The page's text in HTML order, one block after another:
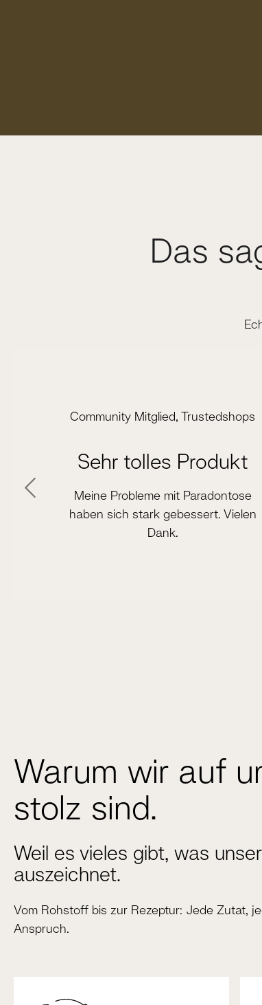
Das
Community Mitglied, Trustedshops
Sehr tolles Produkt
Meine Probleme mit Paradontose
haben sich stark gebessert. Vielen
Dank.
Warum wir auf
stolz sind.
Weil es vieles gibt, was
auszeichnet.
Vom Rohstoff bis zur Rezeptur: Jede Zutat,
Anspruch.